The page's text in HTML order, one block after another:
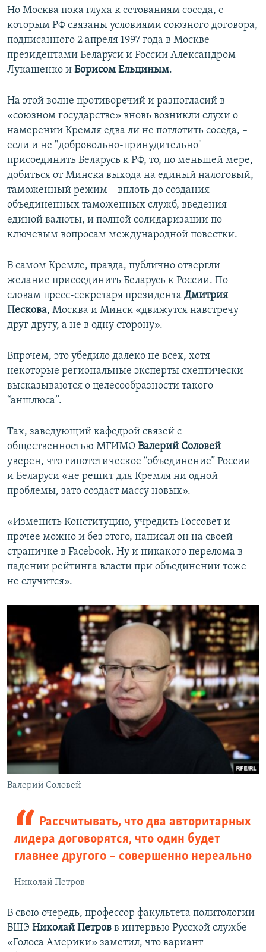
Но Москва пока глуха к сетованиям соседа, с
которым РФ связаны условиями союзного договора,
подписанного 2 апреля 1997 года в Москве
президентами Беларуси и России Александром
Лукашенко и Борисом Ельциным.
На этой волне противоречий и разногласий в
«союзном государстве» вновь возникли слухи о
намерении Кремля едва ли не поглотить соседа, –
если и не "добровольно-принудительно"
присоединить Беларусь к РФ, то, по меньшей мере,
добиться от Минска выхода на единый налоговый,
таможенный режим – вплоть до создания
объединенных таможенных служб, введения
единой валюты, и полной солидаризации по
ключевым вопросам международной повестки.
В самом Кремле, правда, публично отвергли
желание присоединить Беларусь к России. По
словам пресс-секретаря президента Дмитрия
Пескова, Москва и Минск «движутся навстречу
друг другу, а не в одну сторону».
Впрочем, это убедило далеко не всех, хотя
некоторые региональные эксперты скептически
высказываются о целесообразности такого
“аншлюса”.
Так, заведующий кафедрой связей с
общественностью МГИМО Валерий Соловей
уверен, что гипотетическое “объединение” России
и Беларуси «не решит для Кремля ни одной
проблемы, зато создаст массу новых».
«Изменить Конституцию, учредить Госсовет и
прочее можно и без этого, написал он на своей
страничке в Facebook. Ну и никакого перелома в
падении рейтинга власти при объединении тоже
не случится».
Валерий Соловей
Рассчитывать, что два авторитарных
лидера договорятся, что один будет
главнее другого – совершенно нереально
Николай Петров
В свою очередь, профессор факультета политологии
ВШЭ Николай Петров в интервью Русской службе
«Голоса Америки» заметил, что вариант